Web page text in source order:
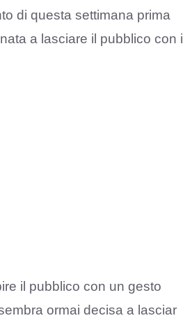
di questa settimana prima
a lasciare il pubblico con
il pubblico con un gesto
ormai decisa a lasciar